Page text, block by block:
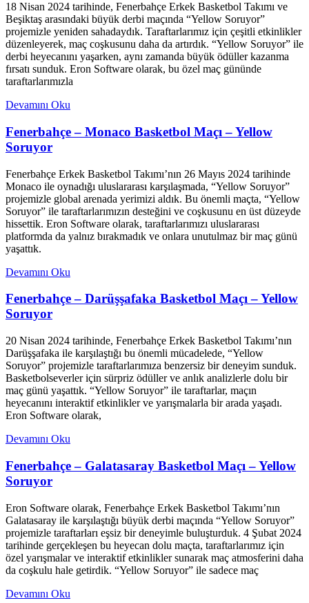
18 Nisan 2024 tarihinde, Fenerbahçe Erkek Basketbol Takımı ve
Beşiktaş arasındaki büyük derbi maçında “Yellow Soruyor”
projemizle yeniden sahadaydık. Taraftarlarımız için çeşitli etkinlikler
düzenleyerek, maç coşkusunu daha da artırdık. “Yellow Soruyor” ile
derbi heyecanını yaşarken, aynı zamanda büyük ödüller kazanma
fırsatı sunduk. Eron Software olarak, bu özel maç gününde
taraftarlarımızla
Devamını Oku
Fenerbahçe – Monaco Basketbol Maçı – Yellow
Soruyor
Fenerbahçe Erkek Basketbol Takımı’nın 26 Mayıs 2024 tarihinde
Monaco ile oynadığı uluslararası karşılaşmada, “Yellow Soruyor”
projemizle global arenada yerimizi aldık. Bu önemli maçta, “Yellow
Soruyor” ile taraftarlarımızın desteğini ve coşkusunu en üst düzeyde
hissettik. Eron Software olarak, taraftarlarımızı uluslararası
platformda da yalnız bırakmadık ve onlara unutulmaz bir maç günü
yaşattık.
Devamını Oku
Fenerbahçe – Darüşşafaka Basketbol Maçı – Yellow
Soruyor
20 Nisan 2024 tarihinde, Fenerbahçe Erkek Basketbol Takımı’nın
Darüşşafaka ile karşılaştığı bu önemli mücadelede, “Yellow
Soruyor” projemizle taraftarlarımıza benzersiz bir deneyim sunduk.
Basketbolseverler için sürpriz ödüller ve anlık analizlerle dolu bir
maç günü yaşattık. “Yellow Soruyor” ile taraftarlar, maçın
heyecanını interaktif etkinlikler ve yarışmalarla bir arada yaşadı.
Eron Software olarak,
Devamını Oku
Fenerbahçe – Galatasaray Basketbol Maçı – Yellow
Soruyor
Eron Software olarak, Fenerbahçe Erkek Basketbol Takımı’nın
Galatasaray ile karşılaştığı büyük derbi maçında “Yellow Soruyor”
projemizle taraftarları eşsiz bir deneyimle buluşturduk. 4 Şubat 2024
tarihinde gerçekleşen bu heyecan dolu maçta, taraftarlarımız için
özel yarışmalar ve interaktif etkinlikler sunarak maç atmosferini daha
da coşkulu hale getirdik. “Yellow Soruyor” ile sadece maç
Devamını Oku